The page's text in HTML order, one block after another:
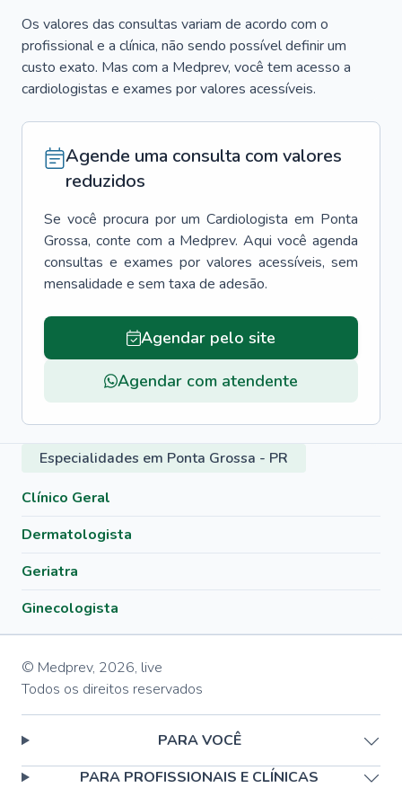
Os valores das consultas variam de acordo com o
profissional e a clínica, não sendo possível definir um
custo exato. Mas com a Medprev, você tem acesso a
cardiologistas e exames por valores acessíveis.
Agende uma consulta com valores
reduzidos
Se você procura por um Cardiologista em Ponta
Grossa, conte com a Medprev. Aqui você agenda
consultas e exames por valores acessíveis, sem
mensalidade e sem taxa de adesão.
Agendar pelo site
Agendar com atendente
Especialidades em Ponta Grossa - PR
Clínico Geral
Dermatologista
Geriatra
Ginecologista
© Medprev, 2026, live
Todos os direitos reservados
PARA VOCÊ
PARA PROFISSIONAIS E CLÍNICAS